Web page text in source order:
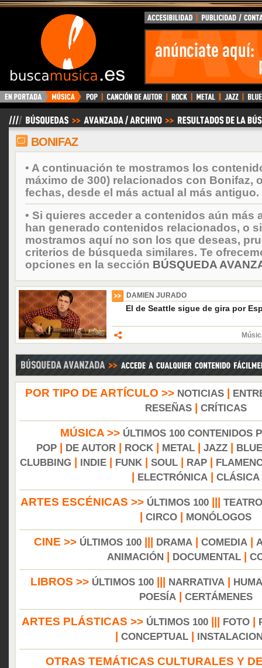
BuscaMusica.es
BONIFAZ
• A continuación te mostramos los
máximo de 300) relacionados con Bonifaz,
fechas, desde el más actual al más antiguo.
• Si quieres acceder a contenidos aún más
han generado contenidos relacionados, o
mostramos aquí no son los que deseas,
criterios de búsqueda similares. Te
opciones en la sección BÚSQUEDA
DAMIEN JURADO
El de Seattle sigue de gira por
POR TIPO DE ARTÍCULO >> NOTICIAS|
RESEÑAS| CRÍTICAS
MÚSICA >> ÚLTIMOS 100 CONTENIDOS
POP
DE AUTOR ROCK METAL JAZZ
CLUBBING
INDIE FUNK SOUL RAP
ELECTRÓNICA CLÁSICA
ARTES ESCÉNICAS >> ÚLTIMOS 100||| TEATRO
CIRCO MONÓLOGOS
CINE >> ÚLTIMOS 100 DRAMA COMEDIA
ANIMACIÓN
DOCUMENTAL|
LIBROS >> ÚLTIMOS 100 NARRATIVA
POESÍA| CERTÁMENES
ARTES PLÁSTICAS >> ÚLTIMOS 100 FOTO
CONCEPTUAL
OTRAS TEMÁTICAS CULTURALES Y